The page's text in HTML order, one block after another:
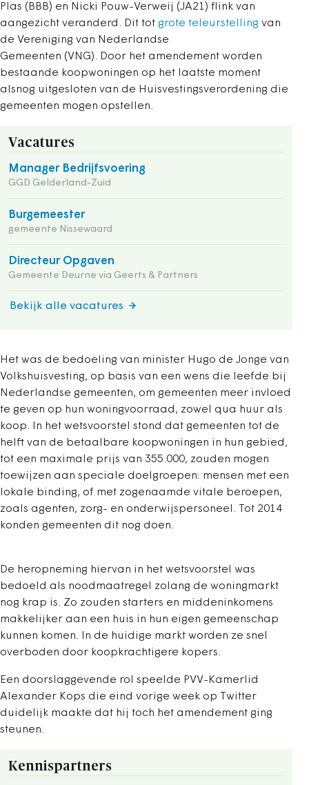
Plas (BBB) en Nicki Pouw-Verweij (JA21) flink van
aangezicht veranderd. Dit tot grote teleurstelling van
de Vereniging van Nederlandse
Gemeenten (VNG). Door het amendement worden
bestaande koopwoningen op het laatste moment
alsnog uitgesloten van de Huisvestingsverordening die
gemeenten mogen opstellen.
Vacatures
Manager Bedrijfsvoering
GGD Gelderland-Zuid
Burgemeester
gemeente Nissewaard
Directeur Opgaven
Gemeente Deurne via Geerts & Partners
Bekijk alle vacatures
Het was de bedoeling van minister Hugo de Jonge van
Volkshuisvesting, op basis van een wens die leefde bij
Nederlandse gemeenten, om gemeenten meer invloed
te geven op hun woningvoorraad, zowel qua huur als
koop. In het wetsvoorstel stond dat gemeenten tot de
helft van de betaalbare koopwoningen in hun gebied,
tot een maximale prijs van 355.000, zouden mogen
toewijzen aan speciale doelgroepen: mensen met een
lokale binding, of met zogenaamde vitale beroepen,
zoals agenten, zorg- en onderwijspersoneel. Tot 2014
konden gemeenten dit nog doen.
De heropneming hiervan in het wetsvoorstel was
bedoeld als noodmaatregel zolang de woningmarkt
nog krap is. Zo zouden starters en middeninkomens
makkelijker aan een huis in hun eigen gemeenschap
kunnen komen. In de huidige markt worden ze snel
overboden door koopkrachtigere kopers.
Een doorslaggevende rol speelde PVV-Kamerlid
Alexander Kops die eind vorige week op Twitter
duidelijk maakte dat hij toch het amendement ging
steunen.
Kennispartners